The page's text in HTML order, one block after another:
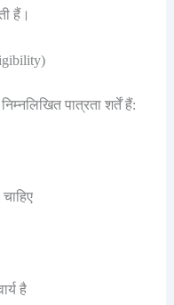
हैं।
पात्रता शर्तें हैं:
है